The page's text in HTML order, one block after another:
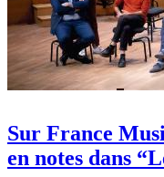
Sur France
en notes dans